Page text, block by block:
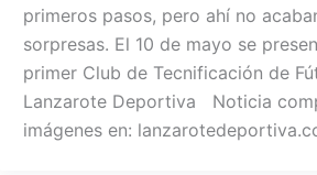
primeros pasos, pero ahí no
sorpresas. El 10 de mayo se
primer Club de Tecnificación de
Lanzarote Deportiva Noticia
imágenes en: